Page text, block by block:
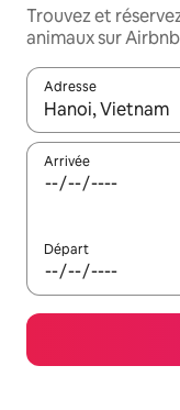
Trouvez et
animaux sur Airbnb
Adresse
Lorsque les
Arrivée
Départ